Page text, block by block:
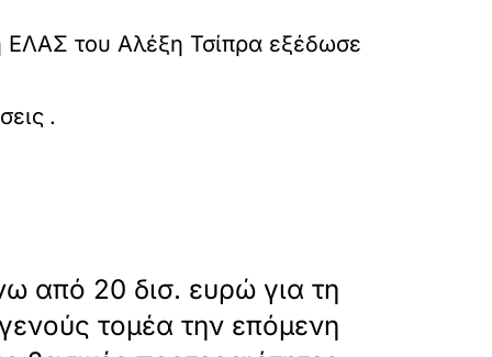
του Αλέξη Τσίπρα εξέδωσε
diafthora-i-edimotita-to-dilimma-ton-
.
από 20 δισ. ευρώ για τη
τομέα την επόμενη